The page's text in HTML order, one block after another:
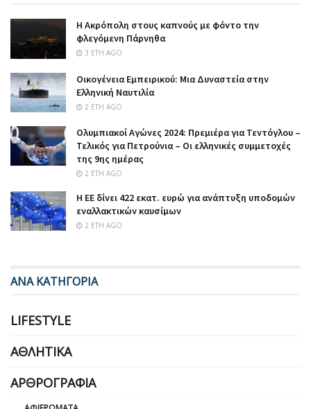
Η Ακρόπολη στους καπνούς με φόντο την
φλεγόμενη Πάρνηθα
3 ΈΤΗ AGO
Οικογένεια Εμπειρικού: Μια Δυναστεία στην
Ελληνική Ναυτιλία
2 ΈΤΗ AGO
Ολυμπιακοί Αγώνες 2024: Πρεμιέρα για Τεντόγλου –
Τελικός για Πετρούνια – Οι ελληνικές συμμετοχές
της 9ης ημέρας
2 ΈΤΗ AGO
Η ΕΕ δίνει 422 εκατ. ευρώ για ανάπτυξη υποδομών
εναλλακτικών καυσίμων
2 ΈΤΗ AGO
ΑΝΑ ΚΑΤΗΓΟΡΙΑ
LIFESTYLE
ΑΘΛΗΤΙΚΆ
ΑΡΘΡΟΓΡΑΦΊΑ